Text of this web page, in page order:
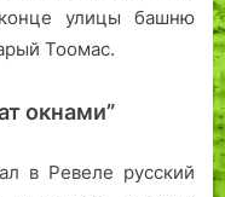
улицы башню
Тоомас.
окнами”
в Ревеле русский